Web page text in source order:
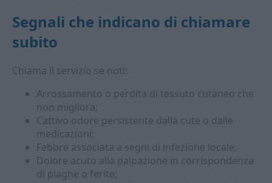
Segnali che indicano di chiamare
subito
Chiama il servizio se noti:
Arrossamento o perdita di tessuto cutaneo che
non migliora;
Cattivo odore persistente dalla cute o dalle
medicazioni;
Febbre associata a segni di infezione locale;
Dolore acuto alla palpazione in corrispondenza
di piaghe o ferite;